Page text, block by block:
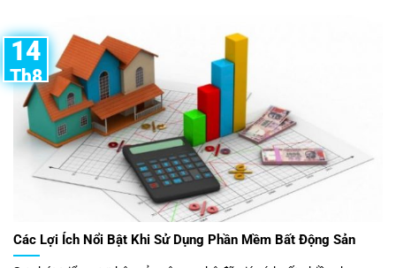
Các Lợi Ích Nổi Bật Khi Sử Dụng Phần Mềm Bất Động Sản
14
Th8